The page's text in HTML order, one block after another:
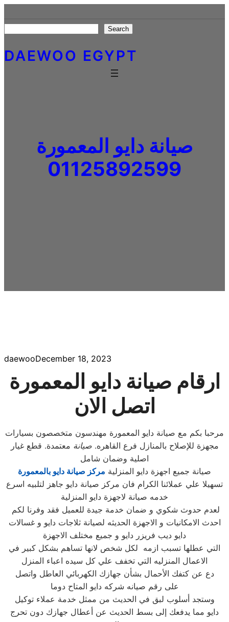
to
content
Search
DAEWOO EGYPT
صيانة دايو المعمورة
01125892599
daewooDecember 18, 2023
ارقام صيانة دايو المعمورة
اتصل الان
مرحبا بكم مع صيانة دايو المعمورة مهندسون متخصصون بسيارات
مجهزة للإصلاح بالمنازل فرع القاهره.صيانة معتمدة. قطع غيار
اصلية وضمان شامل
صيانة جميع اجهزة دايو المنزلية مركز صيانة دايو بالمعمورة
تسهيلا علي عملائنا الكرام فان مركز صيانة دايو جاهز لتلبيه اسرع
خدمه صيانة لاجهزة دايو المنزلية
احدث الامكانيات و الاجهزة الحديثه لصيانة ثلاجات دايو و غسالات
دايو ديب فريزر دايو و جميع مختلف الاجهزة
التي عطلها تسبب ازمه لكل شخص لانها تساهم بشكل كبير في
الاعمال المنزليه التي تخفف علي كل سيده اعباء المنزل
دع عن كتفك الأحمال بشأن جهازك الكهربائي العاطل واتصل
على رقم صيانه شركه دايو المتاح دوما
وستجد أسلوب لبق في الحديث من ممثل خدمة عملاء توكيل
دايو مما يدفعك إلى بسط الحديث عن أعطال جهازك دون تحرج